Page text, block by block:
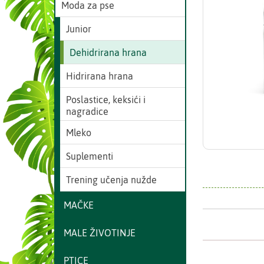
Moda za pse
Junior
Dehidrirana hrana
Hidrirana hrana
Poslastice, keksići i
nagradice
Mleko
Suplementi
Trening učenja nužde
MAČKE
MALE ŽIVOTINJE
PTICE